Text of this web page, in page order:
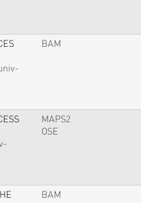
BAM
MAPS2
OSE
BAM